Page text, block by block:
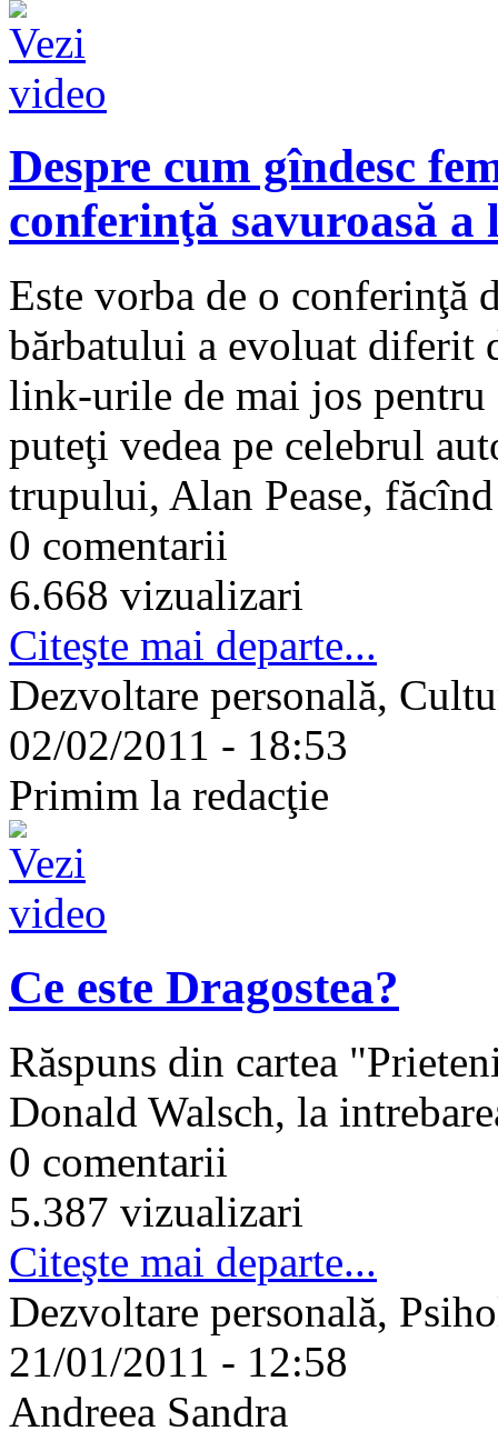
Despre cum gîndesc
conferinţă savuroasă a
Este vorba de o conferinţă
bărbatului a evoluat diferit
link-urile de mai jos
puteţi vedea pe celebrul
trupului, Alan Pease,
0 comentarii
6.668 vizualizari
Citeşte mai departe...
Dezvoltare personală,
02/02/2011 - 18:53
Primim la redacţie
Ce este Dragostea?
Răspuns din cartea
Donald Walsch, la
0 comentarii
5.387 vizualizari
Citeşte mai departe...
Dezvoltare personală,
21/01/2011 - 12:58
Andreea Sandra